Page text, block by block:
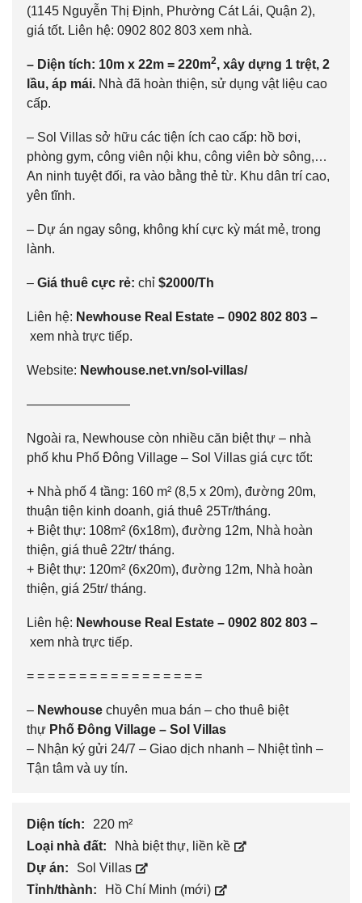
(1145 Nguyễn Thị Định, Phường Cát Lái, Quận 2),
giá tốt. Liên hệ: 0902 802 803 xem nhà.
– Diện tích: 10m x 22m = 220m2, xây dựng 1 trệt, 2
lầu, áp mái. Nhà đã hoàn thiện, sử dụng vật liệu cao
cấp.
– Sol Villas sở hữu các tiện ích cao cấp: hồ bơi,
phòng gym, công viên nội khu, công viên bờ sông,…
An ninh tuyệt đối, ra vào bằng thẻ từ. Khu dân trí cao,
yên tĩnh.
– Dự án ngay sông, không khí cực kỳ mát mẻ, trong
lành.
– Giá thuê cực rẻ: chỉ $2000/Th
Liên hệ: Newhouse Real Estate – 0902 802 803 –
xem nhà trực tiếp.
Website: Newhouse.net.vn/sol-villas/
————————
Ngoài ra, Newhouse còn nhiều căn biệt thự – nhà
phố khu Phố Đông Village – Sol Villas giá cực tốt:
+ Nhà phố 4 tầng: 160 m² (8,5 x 20m), đường 20m,
thuận tiện kinh doanh, giá thuê 25Tr/tháng.
+ Biệt thự: 108m² (6x18m), đường 12m, Nhà hoàn
thiện, giá thuê 22tr/ tháng.
+ Biệt thự: 120m² (6x20m), đường 12m, Nhà hoàn
thiện, giá 25tr/ tháng.
Liên hệ: Newhouse Real Estate – 0902 802 803 –
xem nhà trực tiếp.
= = = = = = = = = = = = = = = = =
– Newhouse chuyên mua bán – cho thuê biệt
thự Phố Đông Village – Sol Villas
– Nhận ký gửi 24/7 – Giao dịch nhanh – Nhiệt tình –
Tận tâm và uy tín.
Diện tích:
220 m²
Loại nhà đất:
Nhà biệt thự, liền kề
Dự án:
Sol Villas
Tỉnh/thành:
Hồ Chí Minh (mới)